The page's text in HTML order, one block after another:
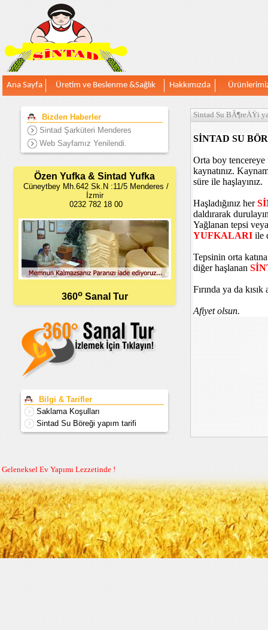
Ana Sayfa Üretim ve Beslenme &Sağlık Hakkımızda
Bizden Haberler
Sintad Şarküteri Menderes
Web Sayfamız Yenilendi.
Özen Yufka & Sintad Yufka
Cüneytbey Mh.642 Sk.N :11/5 Menderes /
İzmir
0232 782 18 00
360oSanal Tur
Bilgi & Tarifler
Saklama Koşulları
Sintad Su Böreği yapım tarifi
Sintad Su BÃ¶reÄŸi
SİNTAD SU
Orta boy
kaynatınız.
süre ile haşlayınız.
Haşladığınız her
daldırarak
Yağlanan tepsi
YUFKALARI ile
Tepsinin orta
diğer haşlanan
Fırında ya da
Afiyet olsun.
Geleneksel Ev Yapımı Lezzetinde !